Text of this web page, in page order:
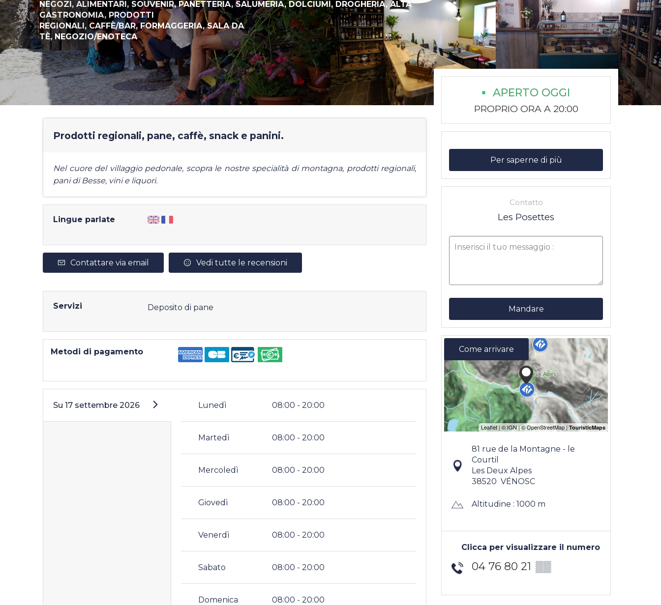
NEGOZI, ALIMENTARI, SOUVENIR,PANETTERIA,SALUMERIA,DOLCIUMI, DROGHERIA,ALTA
GASTRONOMIA, PRODOTTI
REGIONALI,CAFFÈ/BAR,FORMAGGERIA,SALA DA
TÈ, NEGOZIO/ENOTECA
Prodotti regionali, pane, caffè, snack e panini.
Nel cuore del villaggio pedonale, scopra le nostre specialità di montagna, prodotti regionali,
pani di Besse, vini e liquori.
Lingue parlate
Contattare via email Vedi tutte le recensioni
Servizi Deposito di pane
Metodi di pagamento
Su 17 settembre 2026 Lunedì 08:00 - 20:00
Martedì 08:00 - 20:00
Mercoledì 08:00 - 20:00
Giovedì 08:00 - 20:00
Venerdì 08:00 - 20:00
Sabato 08:00 - 20:00
Domenica 08:00 - 20:00
APERTO OGGI
PROPRIO ORA A 20:00
Per saperne di più
Contatto
Les Posettes
Mandare
Come arrivare
81 rue de la Montagne - le
Courtil
Les Deux Alpes
38520 VÉNOSC
Altitudine : 1000 m
Clicca per visualizzare il numero
04 76 80 21 ▒▒